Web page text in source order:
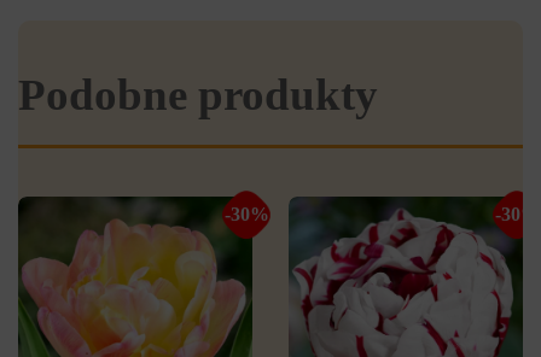
Podobne produkty
-30% -30%